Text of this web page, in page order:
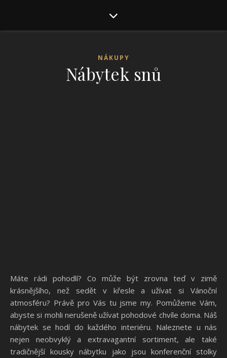
NÁKUPY
Nábytek snů
Máte rádi pohodlí? Co může být zrovna teď v zimě
krásnějšího, než sedět v křesle a užívat si Vánoční
atmosféru? Právě pro Vás tu jsme my. Pomůžeme Vám,
abyste si mohli nerušeně užívat pohodové chvíle doma. Náš
nábytek se hodí do každého interiéru. Naleznete u nás
nejen neobvyklý a extravagantní sortiment, ale také
tradičnější kousky nábytku jako jsou konferenční stolky